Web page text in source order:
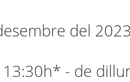
del
13:30h* - de